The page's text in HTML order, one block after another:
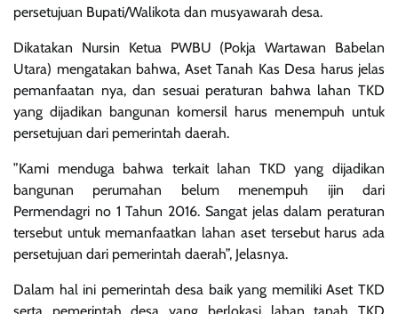
persetujuan Bupati/Walikota dan musyawarah desa.
‎Dikatakan Nursin Ketua PWBU (Pokja Wartawan Babelan
Utara) mengatakan bahwa, Aset Tanah Kas Desa harus jelas
pemanfaatan nya, dan sesuai peraturan bahwa lahan TKD
yang dijadikan bangunan komersil harus menempuh untuk
persetujuan dari pemerintah daerah.
‎”Kami menduga bahwa terkait lahan TKD yang dijadikan
bangunan perumahan belum menempuh ijin dari
Permendagri no 1 Tahun 2016. Sangat jelas dalam peraturan
tersebut untuk memanfaatkan lahan aset tersebut harus ada
persetujuan dari pemerintah daerah”, Jelasnya.
‎Dalam hal ini pemerintah desa baik yang memiliki Aset TKD